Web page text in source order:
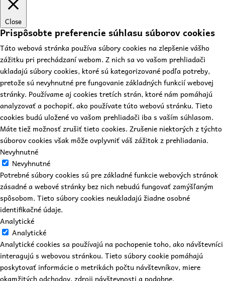
Close
Prispôsobte preferencie súhlasu súborov cookies
Táto webová stránka používa súbory cookies na zlepšenie vášho
zážitku pri prechádzaní webom. Z nich sa vo vašom prehliadači
ukladajú súbory cookies, ktoré sú kategorizované podľa potreby,
pretože sú nevyhnutné pre fungovanie základných funkcií webovej
stránky. Používame aj cookies tretích strán, ktoré nám pomáhajú
analyzovať a pochopiť, ako používate túto webovú stránku. Tieto
cookies budú uložené vo vašom prehliadači iba s vaším súhlasom.
Máte tiež možnosť zrušiť tieto cookies. Zrušenie niektorých z týchto
súborov cookies však môže ovplyvniť váš zážitok z prehliadania.
Nevyhnutné
Nevyhnutné
Potrebné súbory cookies sú pre základné funkcie webových stránok
zásadné a webové stránky bez nich nebudú fungovať zamýšľaným
spôsobom. Tieto súbory cookies neukladajú žiadne osobné
identifikačné údaje.
Analytické
Analytické
Analytické cookies sa používajú na pochopenie toho, ako návštevníci
interagujú s webovou stránkou. Tieto súbory cookie pomáhajú
poskytovať informácie o metrikách počtu návštevníkov, miere
okamžitých odchodov, zdroji návštevnosti a podobne.